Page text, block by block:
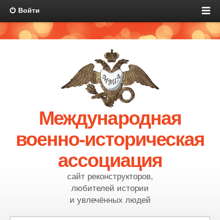
Войти
Международная
военно-историческая
ассоциация
сайт реконструкторов,
любителей истории
и увлечённых людей